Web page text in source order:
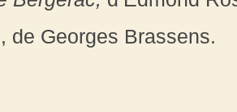
, de Georges Brassens.